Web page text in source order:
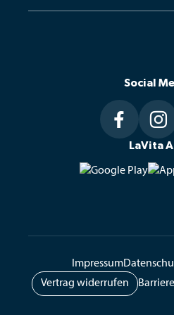
Telefonische Erreichbarkeit
Mo–Fr: 8–19 Uhr, Sa: 9–14 Uhr
Ziegelfeldstraße 10, 84036
LaVita
Social
 
Impressum
Vertrag widerrufen